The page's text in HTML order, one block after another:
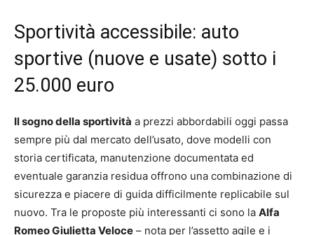
Sportività accessibile: auto
sportive (nuove e usate) sotto i
25.000 euro
Il sogno della sportività a prezzi abbordabili oggi passa
sempre più dal mercato dell’usato, dove modelli con
storia certificata, manutenzione documentata ed
eventuale garanzia residua offrono una combinazione di
sicurezza e piacere di guida difficilmente replicabile sul
nuovo. Tra le proposte più interessanti ci sono la Alfa
Romeo Giulietta Veloce – nota per l’assetto agile e i